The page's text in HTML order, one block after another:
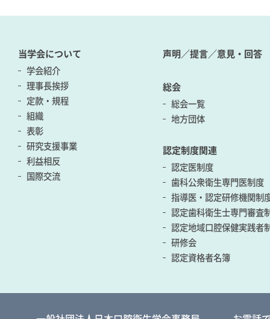
当学会について
学会紹介
理事長挨拶
定款・規程
組織
表彰
研究支援事業
利益相反
国際交流
声明／提言／意見・回答
総会
総会一覧
地方団体
認定制度関連
認定医制度
歯科公衆衛生専門医制度
指導医・認定研修機関制
認定歯科衛生士専門審査
認定地域口腔保健実践者
研修会
認定資格者名簿